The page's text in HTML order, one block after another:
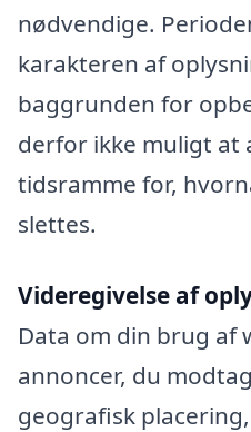
nødvendige.
karakteren af
baggrunden for
derfor ikke muligt at
tidsramme for,
slettes.
Videregivelse af
Data om din brug af
annoncer, du
geografisk